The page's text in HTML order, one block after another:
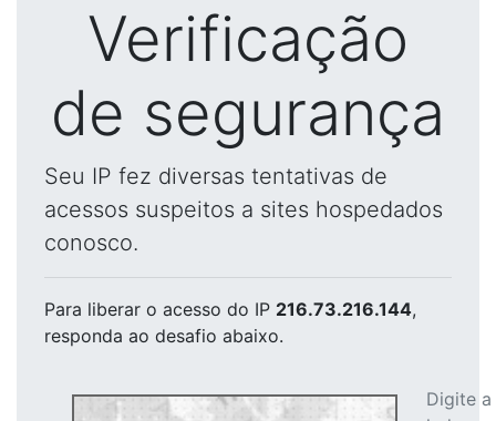
Verificação
de segurança
Seu IP fez diversas tentativas de
acessos suspeitos a sites hospedados
conosco.
Para liberar o acesso do IP 216.73.216.144,
responda ao desafio abaixo.
Digite